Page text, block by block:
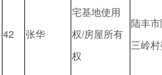
42 张华
宅基地使用
权/房屋所有
权
陆丰
三岭